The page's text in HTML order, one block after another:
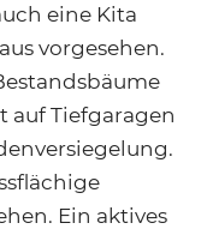
eine Kita
vorgesehen.
auf Tiefgaragen
Ein aktives